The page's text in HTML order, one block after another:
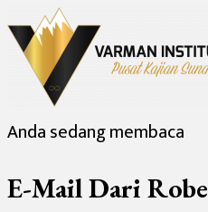
Varman Institute
Pusat Kajian Sunda
Anda sedang membaca
E-Mail Dari